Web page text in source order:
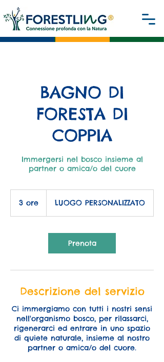
BAGNO DI
FORESTA DI
COPPIA
Immergersi nel bosco insieme al
partner o amica/o del cuore
3 ore LUOGO PERSONALIZZATO
Prenota
Descrizione del servizio
Ci immergiamo con tutti i nostri sensi
nell'organismo bosco, per rilassarci,
rigenerarci ed entrare in uno spazio
di quiete naturale, insieme al nostro
partner o amica/o del cuore.